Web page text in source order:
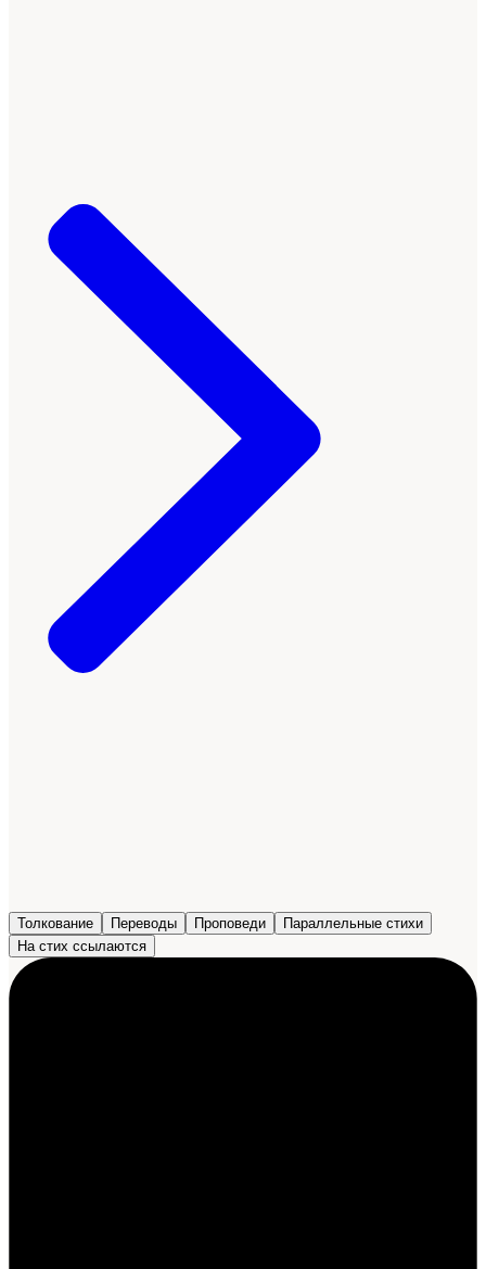
Толкование Переводы Проповеди
Параллельные стихи
На стих ссылаются